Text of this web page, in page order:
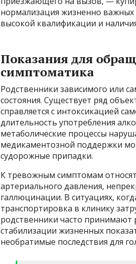
нормализация жизненно
высокой квалификации и
Показания для
симптоматика
Родственники зависимого или
состояния. Существует ряд
справляется с интоксикацией
длительность употребления
метаболические процессы
медикаментозной поддержки
судорожные припадки.
К тревожным симптомам
артериального давления,
галлюцинации. В ситуациях,
транспортировка в клинику
родственники часто принимают
стабилизации жизненных
необратимые последствия для